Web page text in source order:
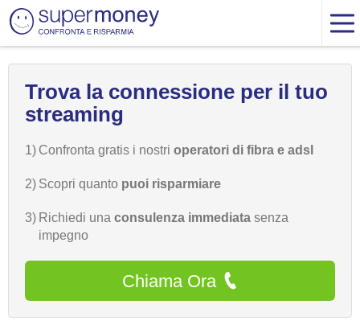
Trova la connessione per il tuo
streaming
1) Confronta gratis i nostri operatori di fibra e adsl
2) Scopri quanto puoi risparmiare
3) Richiedi una consulenza immediata senza
impegno
Chiama Ora